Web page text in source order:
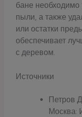
бане необходимо
пыли, а также
или остатки
обеспечивает
с деревом.
Источники
Петров
Москва: